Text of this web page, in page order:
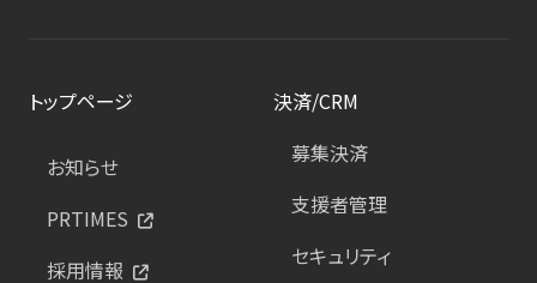
トップページ
お知らせ
PRTIMES
採用情報
決済/CRM
募集決済
支援者管理
セキュリティ